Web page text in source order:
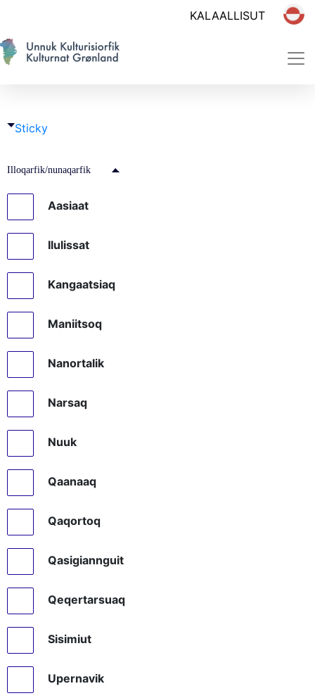
Sticky
Illoqarfik/nunaqarfik
Aasiaat
Ilulissat
Kangaatsiaq
Maniitsoq
Nanortalik
Narsaq
Nuuk
Qaanaaq
Qaqortoq
Qasigiannguit
Qeqertarsuaq
Sisimiut
Upernavik